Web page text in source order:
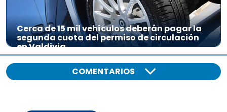
Cerca de 15 mil vehículos deberán pagar la
segunda cuota del permiso de circulación
en Valdivia
COMENTARIOS